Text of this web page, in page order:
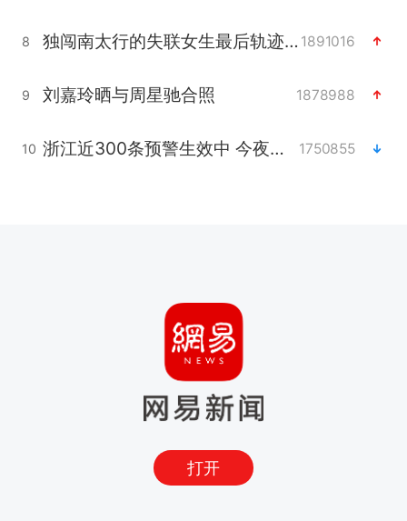
8 独闯南太行的失联女生最后轨迹已确认 1891016
9 刘嘉玲晒与周星驰合照 1878988
10 浙江近300条预警生效中 今夜大部暴雨 1750855
打开